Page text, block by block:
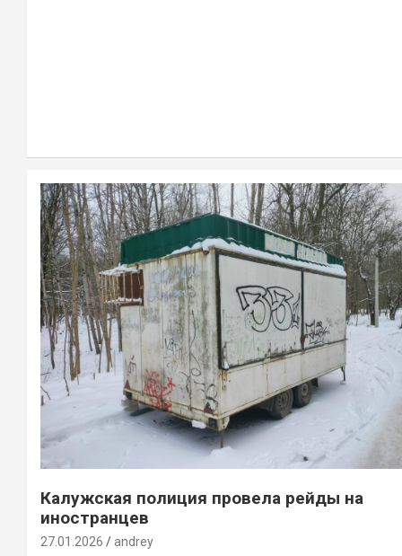
Калужская полиция провела рейды на
иностранцев
27.01.2026 andrey